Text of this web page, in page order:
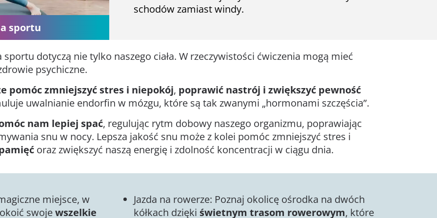
schodów zamiast windy.
sportu
sportu dotyczą nie tylko naszego ciała. W rzeczywistości ćwiczenia mogą mieć
psychiczne.
pomóc zmniejszyć stres i niepokój, poprawić nastrój i zwiększyć pewność
uwalnianie endorfin w mózgu, które są tak zwanymi „hormonami szczęścia”.
nam lepiej spać, regulując rytm dobowy naszego organizmu, poprawiając
snu w nocy. Lepsza jakość snu może z kolei pomóc zmniejszyć stres i
oraz zwiększyć naszą energię i zdolność koncentracji w ciągu dnia.
miejsce, w
swojewszelkie
Jazda na rowerze: Poznaj okolicę ośrodka na dwóch
kółkach dzięki świetnym trasom rowerowym, które